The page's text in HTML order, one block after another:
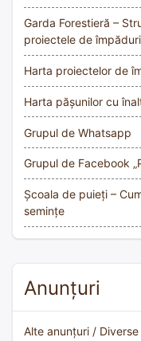
Garda Forestieră –
proiectele de
Harta proiectelor de
Harta pășunilor cu
Grupul de Whatsapp
Grupul de Facebook
Școala de puieți –
semințe
Anunțuri
Alte anunțuri / Diverse